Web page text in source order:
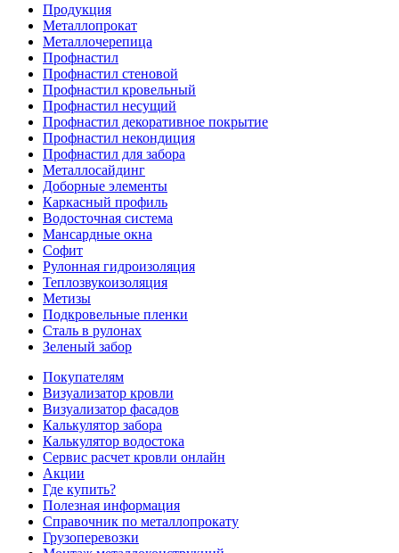
Продукция
Металлопрокат
Металлочерепица
Профнастил
Профнастил стеновой
Профнастил кровельный
Профнастил несущий
Профнастил декоративное покрытие
Профнастил некондиция
Профнастил для забора
Металлосайдинг
Доборные элементы
Каркасный профиль
Водосточная система
Мансардные окна
Софит
Рулонная гидроизоляция
Теплозвукоизоляция
Метизы
Подкровельные пленки
Сталь в рулонах
Зеленый забор
Покупателям
Визуализатор кровли
Визуализатор фасадов
Калькулятор забора
Калькулятор водостока
Сервис расчет кровли онлайн
Акции
Где купить?
Полезная информация
Справочник по металлопрокату
Грузоперевозки